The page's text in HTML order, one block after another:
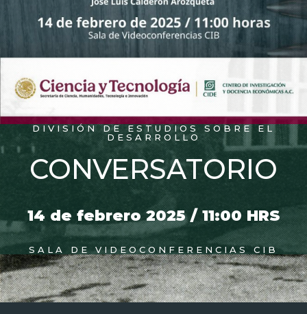
DIVISIÓN DE ESTUDIOS SOBRE EL
DESARROLLO
CONVERSATORIO
14 de febrero 2025 / 11:00 HRS
SALA DE VIDEOCONFERENCIAS CIB